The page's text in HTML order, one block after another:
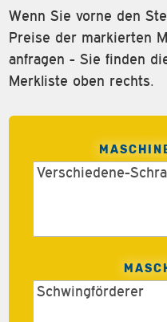
Wenn Sie vorne den
Preise der markierten
anfragen - Sie finden
Merkliste oben rechts.